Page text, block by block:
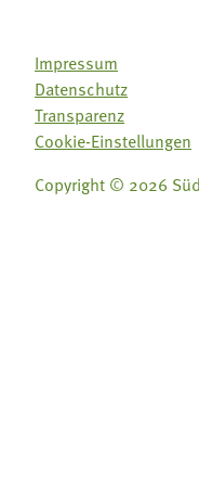
Impressum
Datenschutz
Transparenz
Cookie-Einstellungen
Copyright © 2026